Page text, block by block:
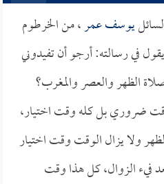
يوسف عمر، من الخرطوم
في رسالته: أرجو أن تفيدوني
الظهر والعصر والمغرب؟
ضروري بل كله وقت اختيار،
ولا يزال الوقت وقت اختيار
فيء الزوال، كل هذا وقت